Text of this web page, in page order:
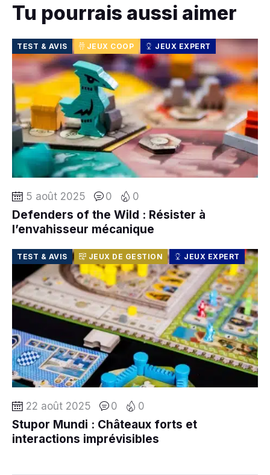
Tu pourrais aussi aimer
TEST & AVIS JEUX COOP JEUX EXPERT
5 août 2025 0 0
Defenders of the Wild : Résister à
l’envahisseur mécanique
TEST & AVIS JEUX DE GESTION JEUX EXPERT
22 août 2025 0 0
Stupor Mundi : Châteaux forts et
interactions imprévisibles